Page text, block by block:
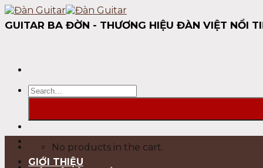
Skip
to
content
GUITAR BA ĐỜN - THƯƠNG HIỆU ĐÀN VIỆT NỔI
Search
for:
No products in the cart.
GIỚI THIỆU